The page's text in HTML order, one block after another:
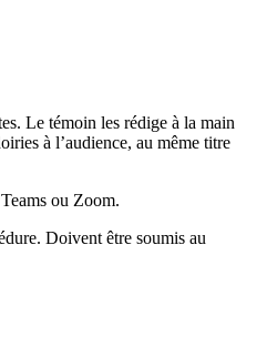
Le témoin les rédige à la main
à l’audience, au même titre
ou Zoom.
Doivent être soumis au